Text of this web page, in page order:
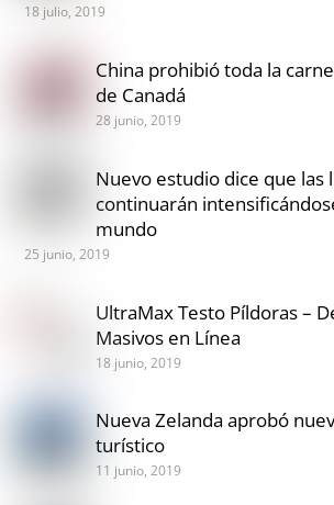
18 julio, 2019
China prohibió toda la
de Canadá
28 junio, 2019
Nuevo estudio dice que las
continuarán
mundo
25 junio, 2019
UltraMax Testo Píldoras –
Masivos en Línea
18 junio, 2019
Nueva Zelanda aprobó
turístico
11 junio, 2019